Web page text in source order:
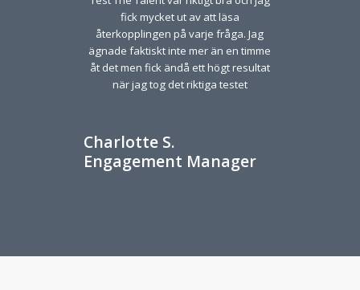
fick mycket ut av att läsa
återkopplingen på varje fråga. Jag
ägnade faktiskt inte mer än en timme
åt det men fick ändå ett högt resultat
när jag tog det riktiga testet
Charlotte S.
Engagement Manager